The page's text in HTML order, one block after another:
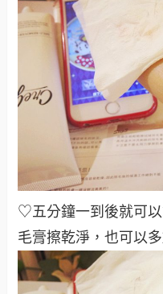
♡五分鐘一到後就可
毛膏擦乾淨，也可以